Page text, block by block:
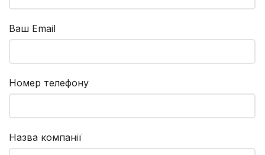
Ваш Email
Номер телефону
Назва компанії